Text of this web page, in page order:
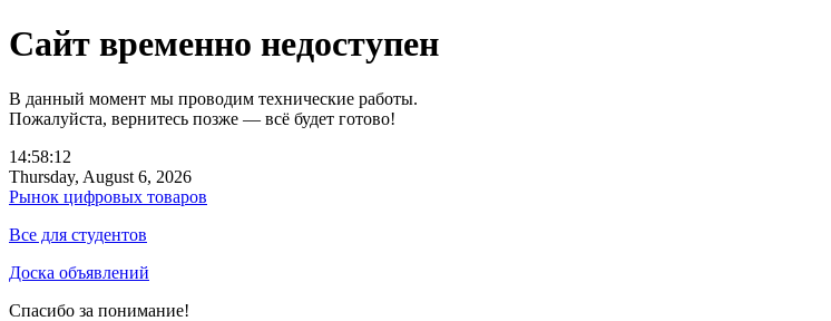
Сайт временно недоступен
В данный момент мы проводим технические работы.
Пожалуйста, вернитесь позже — всё будет готово!
14:58:12
Thursday, August 6, 2026
Рынок цифровых товаров
Все для студентов
Доска объявлений
Спасибо за понимание!